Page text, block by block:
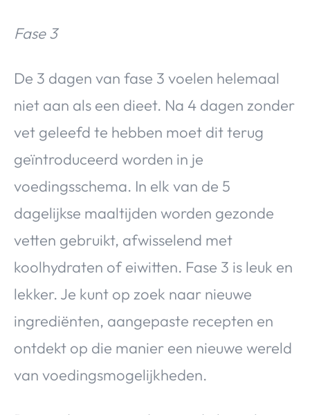
Fase 3
De 3 dagen van fase 3 voelen helemaal
niet aan als een dieet. Na 4 dagen zonder
vet geleefd te hebben moet dit terug
geïntroduceerd worden in je
voedingsschema. In elk van de 5
dagelijkse maaltijden worden gezonde
vetten gebruikt, afwisselend met
koolhydraten of eiwitten. Fase 3 is leuk en
lekker. Je kunt op zoek naar nieuwe
ingrediënten, aangepaste recepten en
ontdekt op die manier een nieuwe wereld
van voedingsmogelijkheden.